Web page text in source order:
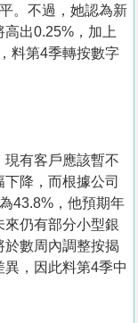
。不過，她認為新
出0.25%，加上
料第4季轉按數字
有客戶應該暫不
降，而根據公司
43.8%，他預期年
來仍有部分小型銀
數周內調整按揭
，因此料第4季中